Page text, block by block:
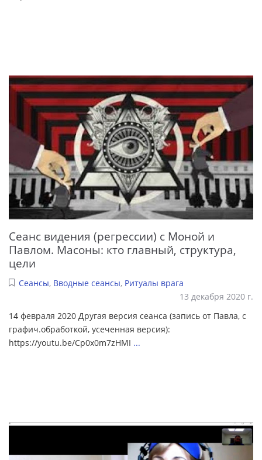
Сеанс видения (регрессии) с Моной и
Павлом. Масоны: кто главный, структура,
цели
Сеансы, Вводные сеансы, Ритуалы врага
13 декабря 2020 г.
14 февраля 2020 Другая версия сеанса (запись от Павла, с
графич.обработкой, усеченная версия):
https://youtu.be/Cp0x0m7zHMI ...